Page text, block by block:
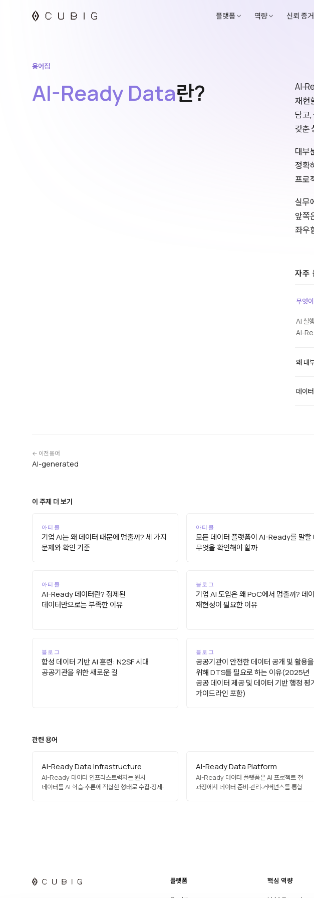
플랫폼 역량 신뢰 증거
용어집
AI-Ready Data란? AI-
재현
담고
갖춘
대부
정확
프로
실무
앞쪽
좌우
자주
무엇
AI 실
AI-
왜 대
데이
← 이전 용어
AI-generated
이 주제 더 보기
아티클
기업 AI는 왜 데이터 때문에 멈출까? 세 가지
문제와 확인 기준
아티클
모든 데이터 플랫폼이 AI-Ready를 말할
무엇을 확인해야 할까
아티클
AI-Ready 데이터란? 정제된
데이터만으로는 부족한 이유
블로그
기업 AI 도입은 왜 PoC에서 멈출까? 데
재현성이 필요한 이유
블로그
합성 데이터 기반 AI 훈련: N2SF 시대
공공기관을 위한 새로운 길
블로그
공공기관이 안전한 데이터 공개 및 활용을
위해 DTS를 필요로 하는 이유(2025년
공공 데이터 제공 및 데이터 기반 행정 평
가이드라인 포함)
관련 용어
AI-Ready Data Infrastructure
AI-Ready 데이터 인프라스트럭처는 원시
데이터를 AI 학습·추론에 적합한 형태로 수집·정제·
AI-Ready Data Platform
AI-Ready 데이터 플랫폼은 AI 프로젝트 전
과정에서 데이터 준비·관리·거버넌스를 통합
플랫폼 핵심 역량